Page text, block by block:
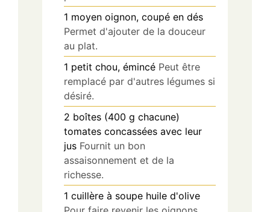
1 moyen oignon, coupé en dés
Permet d'ajouter de la douceur
au plat.
1 petit chou, émincé Peut être
remplacé par d'autres légumes si
désiré.
2 boîtes (400 g chacune)
tomates concassées avec leur
jus Fournit un bon
assaisonnement et de la
richesse.
1 cuillère à soupe huile d'olive